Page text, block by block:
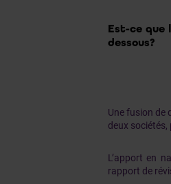
Est-ce que
dessous?
Une fusion de
deux sociétés,
L’apport en
rapport de